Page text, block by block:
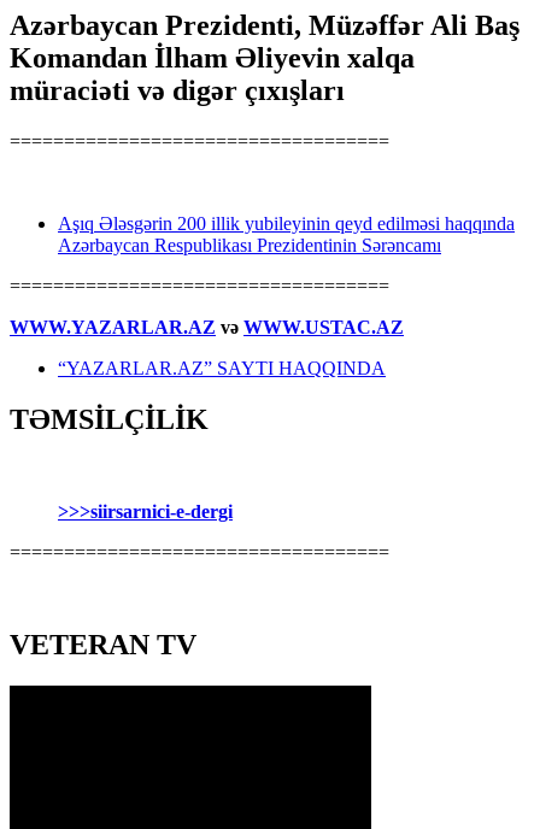
Azərbaycan Prezidenti, Müzəffər Ali Baş
Komandan İlham Əliyevin xalqa
müraciəti və digər çıxışları
===================================
Aşıq Ələsgərin 200 illik yubileyinin qeyd edilməsi haqqında
Azərbaycan Respublikası Prezidentinin Sərəncamı
===================================
WWW.YAZARLAR.AZ və WWW.USTAC.AZ
“YAZARLAR.AZ” SAYTI HAQQINDA
TƏMSİLÇİLİK
>>>siirsarnici-e-dergi
===================================
VETERAN TV